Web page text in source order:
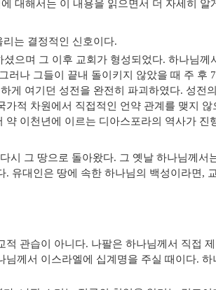
대해서는 이 내용을 읽으면서 더 자세히 알
는 결정적인 신호이다.
셨으며 그 이후 교회가 형성되었다. 하나님께
그러나 그들이 끝내 돌이키지 않았을 때 주 후
게 여기던 성전을 완전히 파괴하였다. 성전
적 차원에서 직접적인 언약 관계를 맺지
이천년에 이르는 디아스포라의 역사가 진
시 그 땅으로 돌아왔다. 그 옛날 하나님께서
. 유대인은 땅에 속한 하나님의 백성이라면 ,
적 관습이 아니다. 나팔은 하나님께서 직접
님께서 이스라엘에 십계명을 주실 때이다. 하